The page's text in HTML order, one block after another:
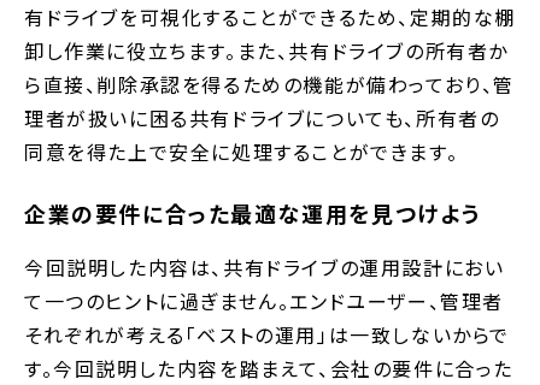
有ドライブを可視化することができるため、定期的な棚
卸し作業に役立ちます。また、共有ドライブの所有者か
ら直接、削除承認を得るための機能が備わっており、管
理者が扱いに困る共有ドライブについても、所有者の
同意を得た上で安全に処理することができます。
企業の要件に合った最適な運用を見つけよう
今回説明した内容は、共有ドライブの運用設計におい
て一つのヒントに過ぎません。エンドユーザー、管理者
それぞれが考える「ベストの運用」は一致しないからで
す。今回説明した内容を踏まえて、会社の要件に合った